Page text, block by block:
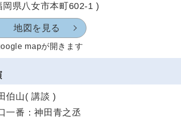
岡県八女市本町602-1 )
地図を見る
mapが開きます
伯山( 講談 )
一番：神田青之丞